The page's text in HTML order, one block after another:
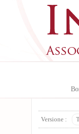
Versione :